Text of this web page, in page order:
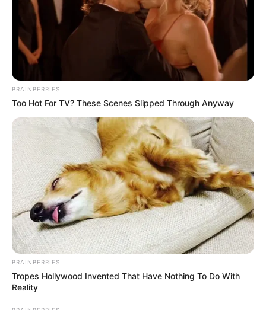
találgatások mind olyan tényezők, amelyek egy
kapcsolatot komolyan próbára tehetnek.
A reptéri videó mégis azt mutatta sokaknak, hogy a
kapcsolat él, működik, és a pár nem engedi, hogy a
magyarázkodás, elég volt egy egyszerű jelenet,
amelyben két ember egymásra figyelt.
A jókívánságok éppen ezért kezdtek özönleni.
Sokan azt írták, jó látni, hogy a sok politikai
feszültség, támadás és közéleti vita után Magyar
Péter életében is van egy szeretetteljes, emberi
pillanat.
A közös országjárás emléke is újra előkerült
BRAINBERRIES
Too Hot For TV? These Scenes Slipped Through Anyway
BRAINBERRIES
Tropes Hollywood Invented That Have Nothing To Do With
Reality